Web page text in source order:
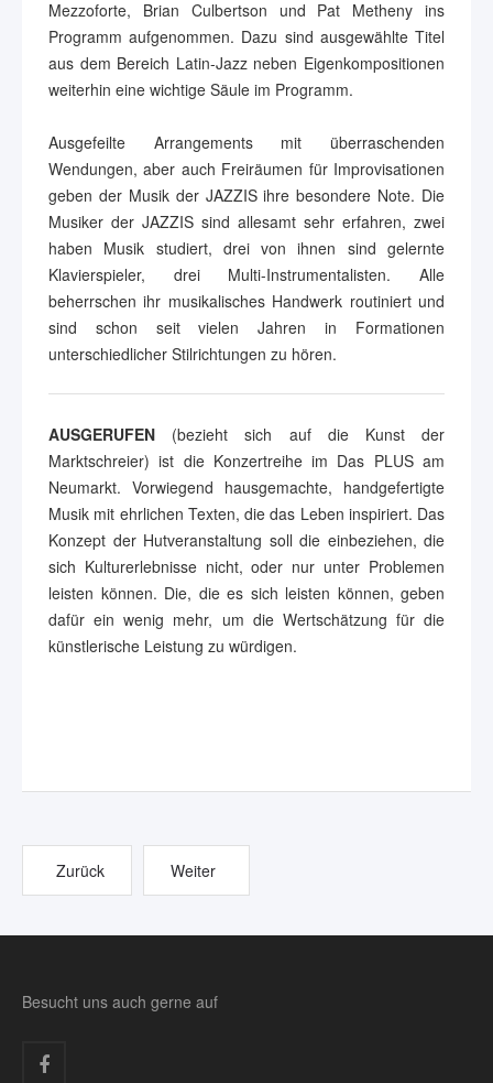
Mezzoforte, Brian Culbertson und Pat Metheny ins
Programm aufgenommen. Dazu sind ausgewählte Titel
aus dem Bereich Latin-Jazz neben Eigenkompositionen
weiterhin eine wichtige Säule im Programm.
Ausgefeilte Arrangements mit überraschenden
Wendungen, aber auch Freiräumen für Improvisationen
geben der Musik der JAZZIS ihre besondere Note. Die
Musiker der JAZZIS sind allesamt sehr erfahren, zwei
haben Musik studiert, drei von ihnen sind gelernte
Klavierspieler, drei Multi-Instrumentalisten. Alle
beherrschen ihr musikalisches Handwerk routiniert und
sind schon seit vielen Jahren in Formationen
unterschiedlicher Stilrichtungen zu hören.
AUSGERUFEN (bezieht sich auf die Kunst der
Marktschreier) ist die Konzertreihe im Das PLUS am
Neumarkt. Vorwiegend hausgemachte, handgefertigte
Musik mit ehrlichen Texten, die das Leben inspiriert. Das
Konzept der Hutveranstaltung soll die einbeziehen, die
sich Kulturerlebnisse nicht, oder nur unter Problemen
leisten können. Die, die es sich leisten können, geben
dafür ein wenig mehr, um die Wertschätzung für die
künstlerische Leistung zu würdigen.
Zurück Weiter
Besucht uns auch gerne auf